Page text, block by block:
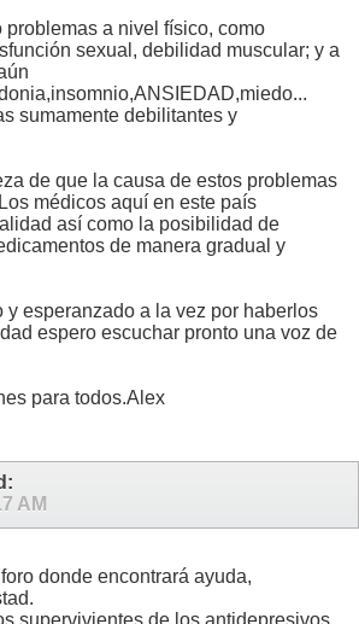
problemas a nivel físico, como
sexual, debilidad muscular; y a
sumamente debilitantes y
de que la causa de estos problemas
médicos aquí en este país
así como la posibilidad de
de manera gradual y
y esperanzado a la vez por haberlos
espero escuchar pronto una voz de
para todos.Alex
AM
donde encontrará ayuda,